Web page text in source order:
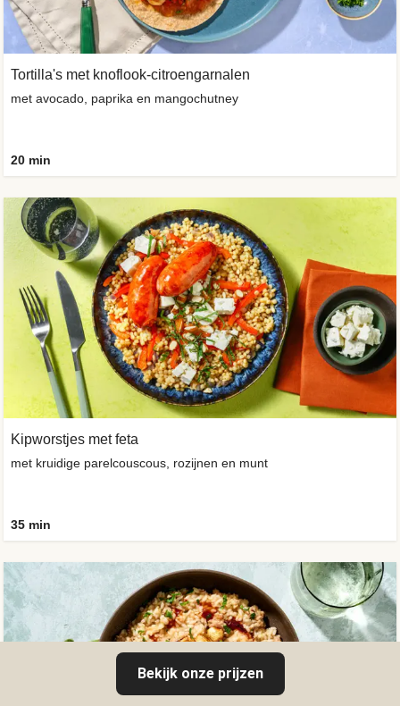
Tortilla's met knoflook-citroengarnalen
met avocado, paprika en mangochutney
20 min
Kipworstjes met feta
met kruidige parelcouscous, rozijnen en munt
35 min
Bekijk onze prijzen